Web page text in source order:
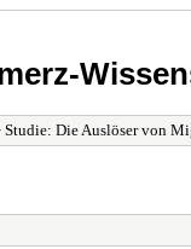
Studie: Die Auslöser von